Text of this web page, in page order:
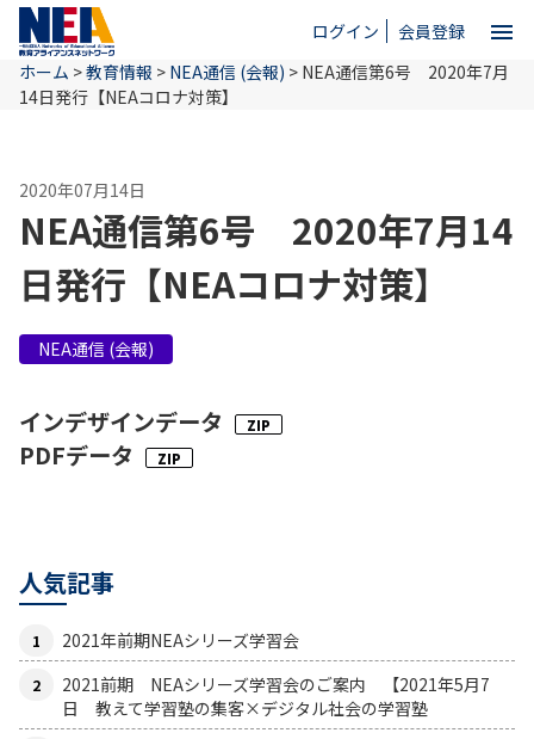
ログイン 会員登録 menu
ホーム
NEAとは
教育情報
お問い合わせ
ホーム >教育情報 > NEA通信 (会報) > NEA通信第6号 2020年7月
14日発行【NEAコロナ対策】
2020年07月14日
NEA通信第6号 2020年7月14
日発行【NEAコロナ対策】
NEA通信 (会報)
インデザインデータ
PDFデータ
人気記事
2021年前期NEAシリーズ学習会
2021前期 NEAシリーズ学習会のご案内 【2021年5月7
日 教えて学習塾の集客×デジタル社会の学習塾